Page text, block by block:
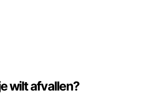
wilt afvallen?